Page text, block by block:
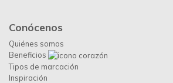
Conócenos
Quiénes somos
Beneficios
Tipos de marcación
Inspiración